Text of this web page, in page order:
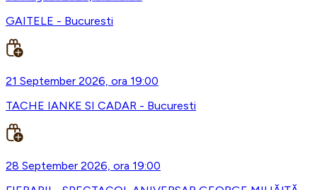
GAITELE - Bucuresti
21 September 2026, ora 19:00
TACHE IANKE SI CADAR - Bucuresti
28 September 2026, ora 19:00